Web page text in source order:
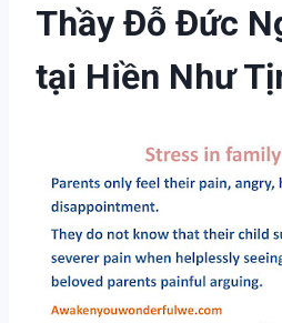
Thầy Đỗ Đức
tại Hiền Như